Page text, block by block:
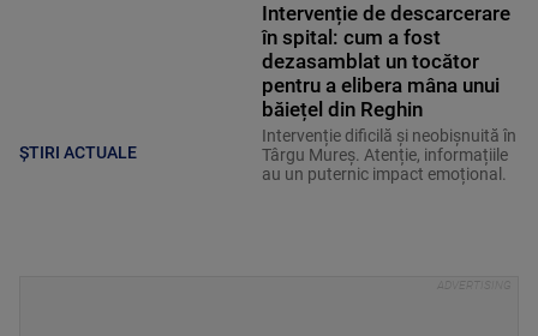
ȘTIRI ACTUALE
Intervenție de descarcerare
în spital: cum a fost
dezasamblat un tocător
pentru a elibera mâna unui
băiețel din Reghin
Intervenție dificilă și neobișnuită în
Târgu Mureș. Atenție, informațiile
au un puternic impact emoțional.